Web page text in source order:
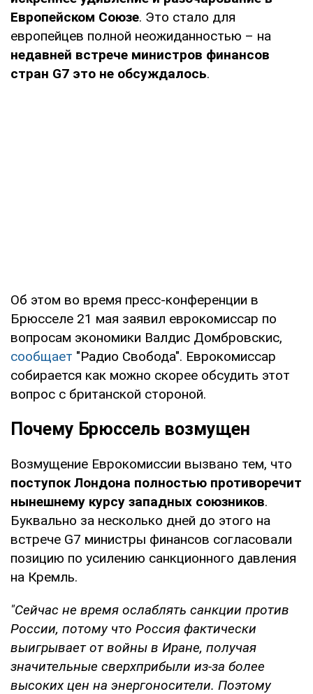
Европейском Союзе. Это стало для
европейцев полной неожиданностью – на
недавней встрече министров финансов
стран G7 это не обсуждалось.
Об этом во время пресс-конференции в
Брюсселе 21 мая заявил еврокомиссар по
вопросам экономики Валдис Домбровскис,
сообщает "Радио Свобода". Еврокомиссар
собирается как можно скорее обсудить этот
вопрос с британской стороной.
Почему Брюссель возмущен
Возмущение Еврокомиссии вызвано тем, что
поступок Лондона полностью противоречит
нынешнему курсу западных союзников.
Буквально за несколько дней до этого на
встрече G7 министры финансов согласовали
позицию по усилению санкционного давления
на Кремль.
"Сейчас не время ослаблять санкции против
России, потому что Россия фактически
выигрывает от войны в Иране, получая
значительные сверхприбыли из-за более
высоких цен на энергоносители. Поэтому